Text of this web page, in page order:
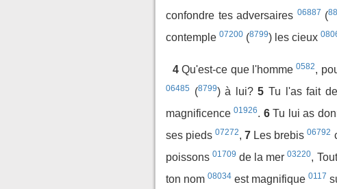
confondre tes adversaires 06887 (
contemple 07200 (8799) les cieux
4 Qu'est-ce que l'homme0582,
06485 (8799) à lui? 5 Tu l'as fait
magnificence01926. 6 Tu lui as
ses pieds07272, 7 Les brebis06792
poissons01709 de la mer03220,
ton nom 08034 est magnifique 0117